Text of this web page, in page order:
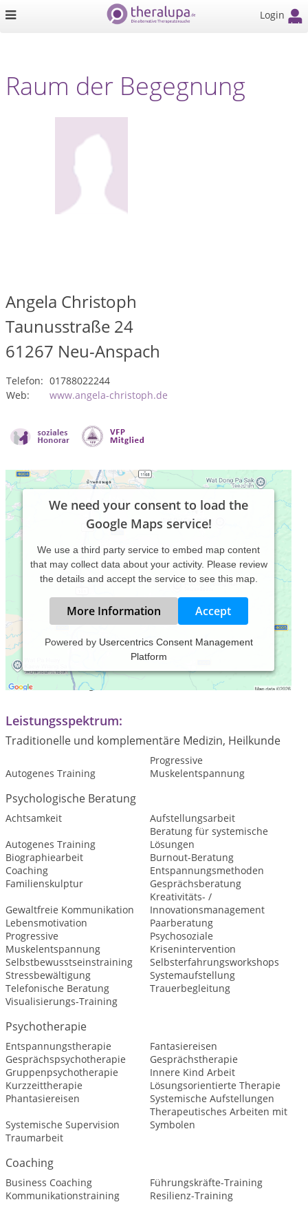
Login
Raum der Begegnung
Angela Christoph
Taunusstraße 24
61267 Neu-Anspach
Telefon: 01788022244
Web:
www.angela-christoph.de
We need your consent to load the
Google Maps service!
We use a third party service to embed map content
that may collect data about your activity. Please review
the details and accept the service to see this map.
More Information Accept
Powered by Usercentrics Consent Management
Platform
Praxiszeiten:
nach Vereinbarung
Leistungsspektrum:
Traditionelle und komplementäre Medizin, Heilkunde
Autogenes Training
Progressive
Muskelentspannung
Psychologische Beratung
Achtsamkeit
Aufstellungsarbeit
Autogenes Training
Beratung für systemische
Lösungen
Biographiearbeit
Burnout-Beratung
Coaching
Entspannungsmethoden
Familienskulptur
Gesprächsberatung
Gewaltfreie Kommunikation
Kreativitäts- /
Innovationsmanagement
Lebensmotivation
Paarberatung
Progressive
Muskelentspannung
Psychosoziale
Krisenintervention
Selbstbewusstseinstraining
Selbsterfahrungsworkshops
Stressbewältigung
Systemaufstellung
Telefonische Beratung
Trauerbegleitung
Visualisierungs-Training
Psychotherapie
Entspannungstherapie
Fantasiereisen
Gesprächspsychotherapie
Gesprächstherapie
Gruppenpsychotherapie
Innere Kind Arbeit
Kurzzeittherapie
Lösungsorientierte Therapie
Phantasiereisen
Systemische Aufstellungen
Systemische Supervision
Therapeutisches Arbeiten mit
Symbolen
Traumarbeit
Coaching
Business Coaching
Führungskräfte-Training
Kommunikationstraining
Resilienz-Training